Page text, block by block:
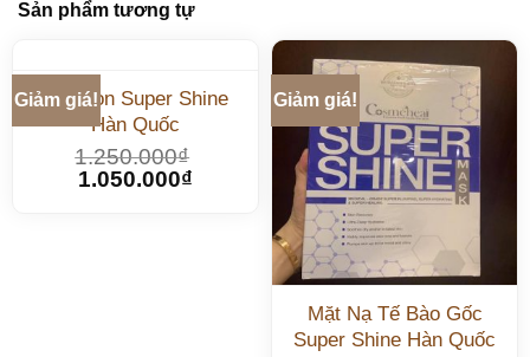
Sản phẩm tương tự
Giảm giá!
Cushion Super Shine
Hàn Quốc
1.250.000₫
1.050.000₫
Giảm giá!
Mặt Nạ Tế Bào Gốc
Super Shine Hàn Quốc